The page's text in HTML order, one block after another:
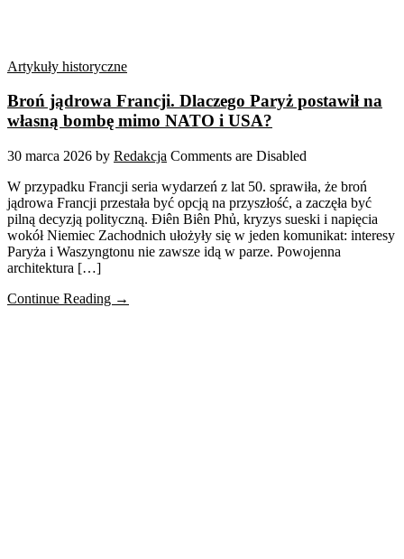
Artykuły historyczne
Broń jądrowa Francji. Dlaczego Paryż postawił na
własną bombę mimo NATO i USA?
30 marca 2026 by Redakcja Comments are Disabled
W przypadku Francji seria wydarzeń z lat 50. sprawiła, że broń
jądrowa Francji przestała być opcją na przyszłość, a zaczęła być
pilną decyzją polityczną. Điên Biên Phủ, kryzys sueski i napięcia
wokół Niemiec Zachodnich ułożyły się w jeden komunikat: interesy
Paryża i Waszyngtonu nie zawsze idą w parze. Powojenna
architektura […]
Continue Reading →